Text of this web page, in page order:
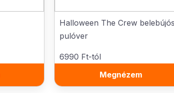
Halloween The Crew belebújós
pulóver
6990 Ft-tól
Megnézem